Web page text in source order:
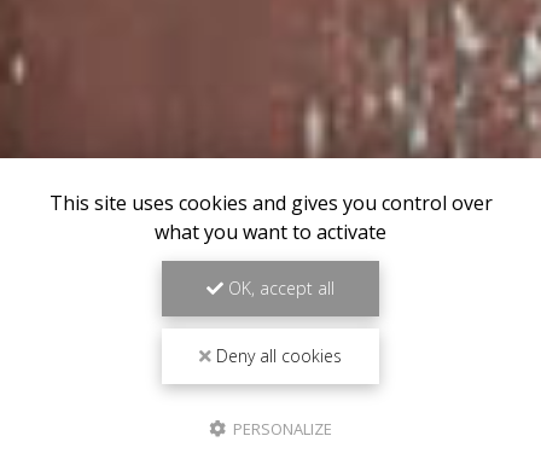
This site uses cookies and gives you control over
what you want to activate
OK, accept all
Deny all cookies
PERSONALIZE